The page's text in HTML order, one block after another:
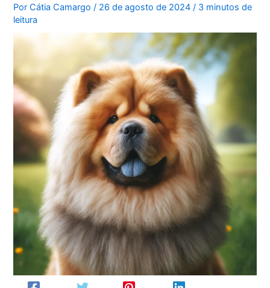
PorCátia Camargo/ 26 de agosto de 2024/ 3 minutos de
leitura